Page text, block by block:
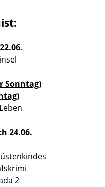
Sonntag)
24.06.
2